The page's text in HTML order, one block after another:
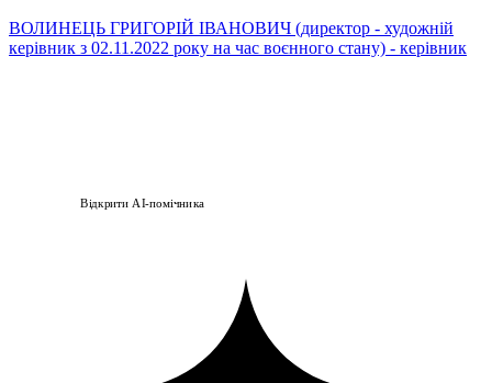
ВОЛИНЕЦЬ ГРИГОРІЙ ІВАНОВИЧ (директор - художній
керівник з 02.11.2022 року на час воєнного стану) - керівник
Відкрити AI-помічника